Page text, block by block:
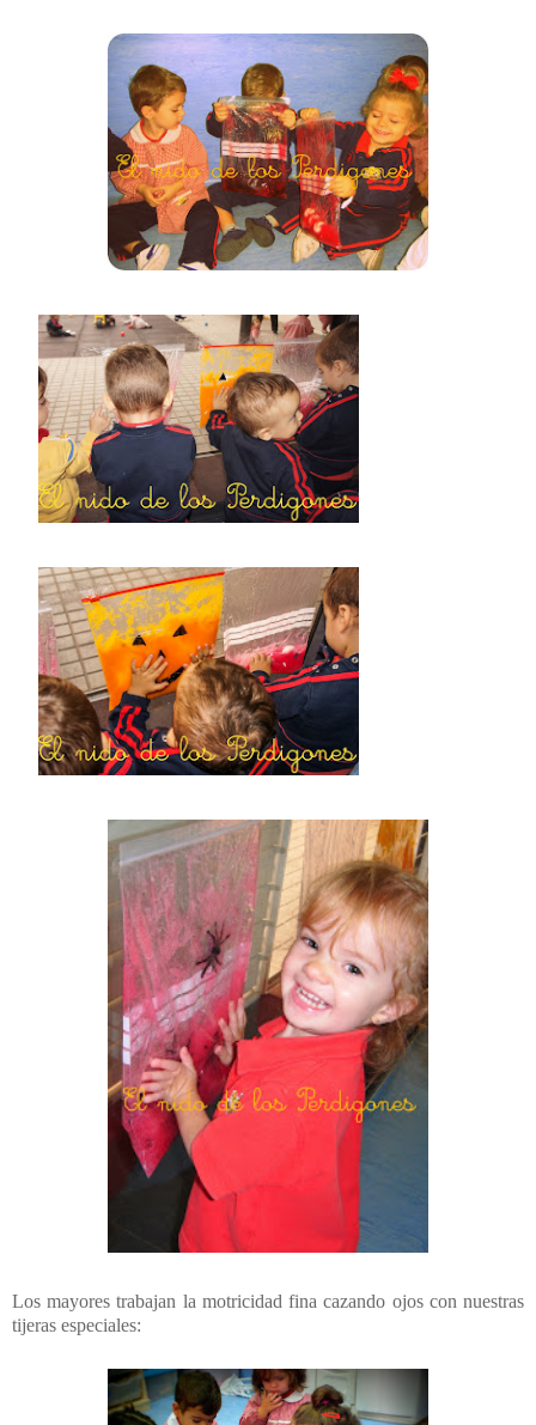
Los mayores trabajan la motricidad fina cazando ojos con nuestras
tijeras especiales: